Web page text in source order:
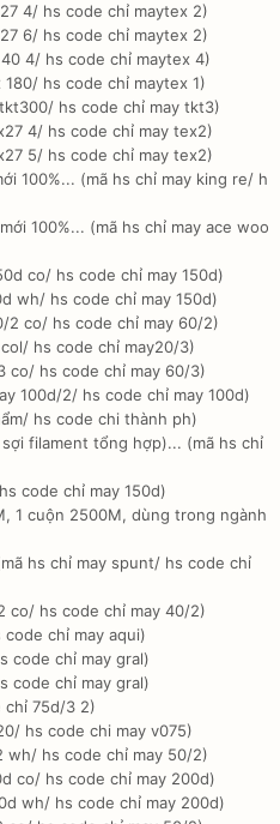
4/ hs code chỉ maytex 2)
6/ hs code chỉ maytex 2)
4/ hs code chỉ maytex 4)
hs code chỉ maytex 1)
hs code chỉ may tkt3)
4/ hs code chỉ may tex2)
5/ hs code chỉ may tex2)
100%... (mã hs chỉ may king re/ hs
100%... (mã hs chỉ may ace woo/
co/ hs code chỉ may 150d)
wh/ hs code chỉ may 150d)
2 co/ hs code chỉ may 60/2)
hs code chỉ may20/3)
co/ hs code chỉ may 60/3)
100d/2/ hs code chỉ may 100d)
hs code chi thành ph)
sợi filament tổng hợp)... (mã hs chỉ
code chỉ may 150d)
1 cuộn 2500M, dùng trong ngành
hs chỉ may spunt/ hs code chỉ
co/ hs code chỉ may 40/2)
code chỉ may aqui)
code chỉ may gral)
code chỉ may gral)
chỉ 75d/3 2)
hs code chi may v075)
wh/ hs code chỉ may 50/2)
co/ hs code chỉ may 200d)
wh/ hs code chỉ may 200d)
✕
NGỜ TỪ